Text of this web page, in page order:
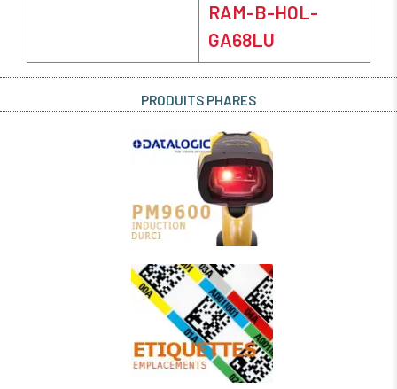
RAM-B-HOL-
GA68LU
PRODUITS PHARES